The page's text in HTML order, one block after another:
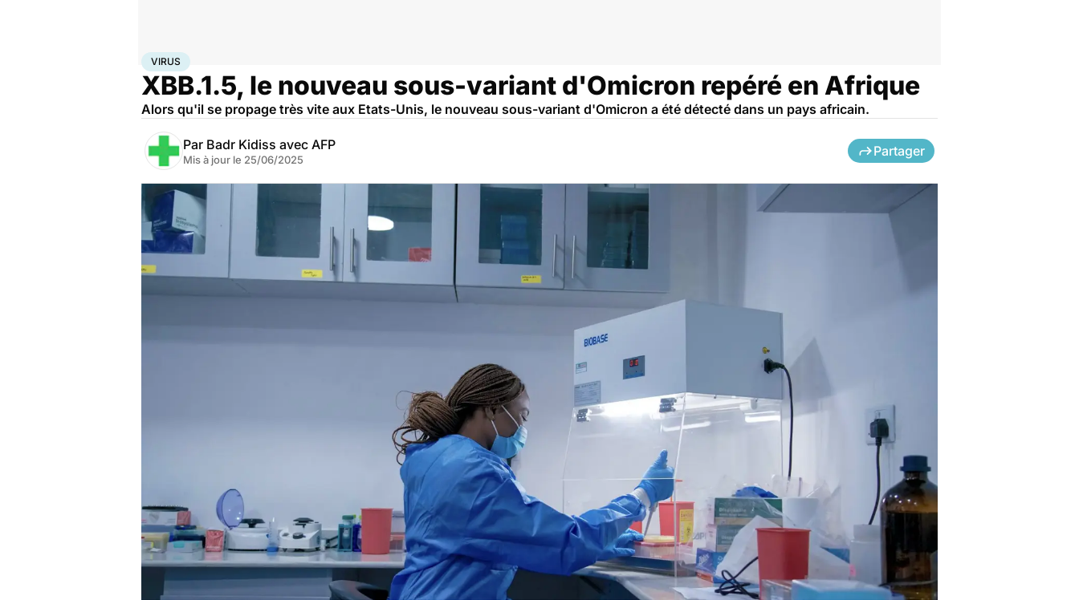
AccueilSanté
VIRUS
XBB.1.5, le nouveau sous-variant d'Omicron repéré en Afrique
Alors qu'il se propage très vite aux Etats-Unis, le nouveau sous-variant d'Omicron a été détecté dans un pays africain.
Par Badr Kidiss avec AFP
Mis à jour le 25/06/2025
Partager